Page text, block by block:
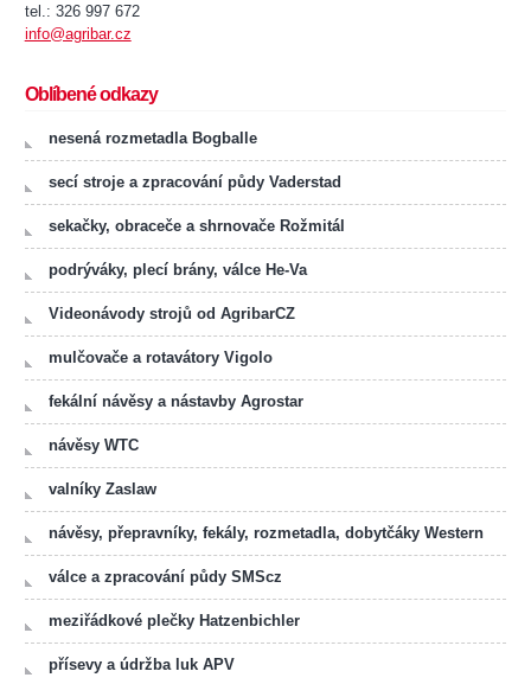
tel.: 326 997 672
info@agribar.cz
Oblíbené odkazy
nesená rozmetadla Bogballe
secí stroje a zpracování půdy Vaderstad
sekačky, obraceče a shrnovače Rožmitál
podrýváky, plecí brány, válce He-Va
Videonávody strojů od AgribarCZ
mulčovače a rotavátory Vigolo
fekální návěsy a nástavby Agrostar
návěsy WTC
valníky Zaslaw
návěsy, přepravníky, fekály, rozmetadla, dobytčáky Western
válce a zpracování půdy SMScz
meziřádkové plečky Hatzenbichler
přísevy a údržba luk APV